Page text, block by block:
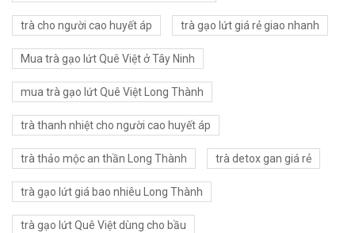
trà cho người cao huyết áp trà gạo lứt giá rẻ giao nhanh
Mua trà gạo lứt Quê Việt ở Tây Ninh
mua trà gạo lứt Quê Việt Long Thành
trà thanh nhiệt cho người cao huyết áp
trà thảo mộc an thần Long Thành trà detox gan giá rẻ
trà gạo lứt giá bao nhiêu Long Thành
trà gạo lứt Quê Việt dùng cho bầu